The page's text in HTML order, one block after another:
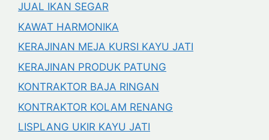
JUAL IKAN SEGAR
KAWAT HARMONIKA
KERAJINAN MEJA KURSI KAYU JATI
KERAJINAN PRODUK PATUNG
KONTRAKTOR BAJA RINGAN
KONTRAKTOR KOLAM RENANG
LISPLANG UKIR KAYU JATI